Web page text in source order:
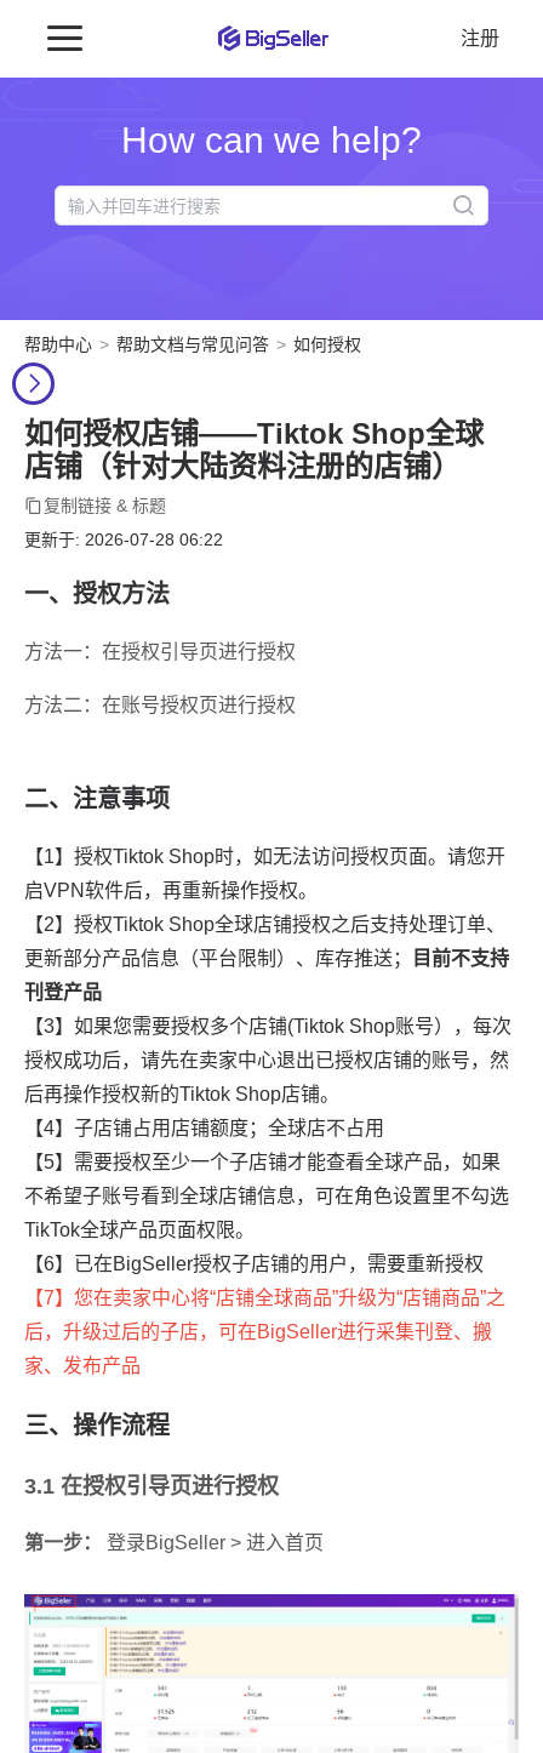
注册
How can we help?
帮助中心 帮助文档与常见问答 如何授权
如何授权店铺——Tiktok Shop全球
店铺（针对大陆资料注册的店铺）
复制链接 & 标题
更新于: 2026-07-28 06:22